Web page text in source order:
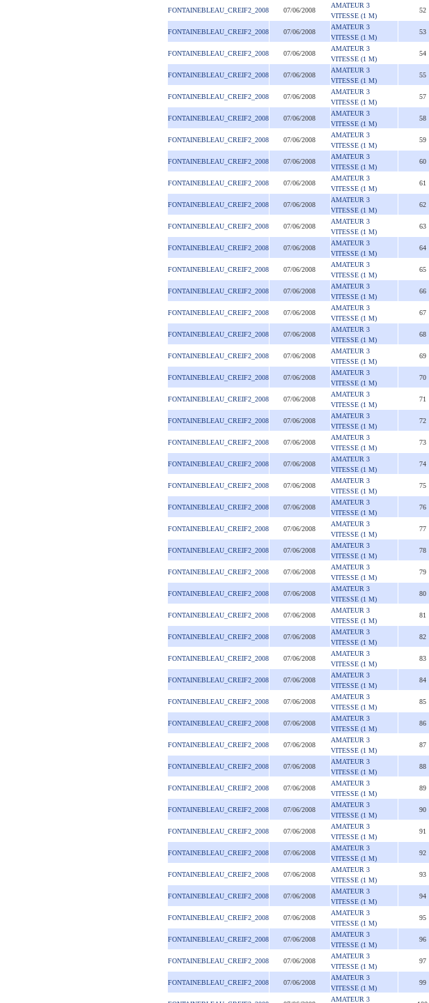
FONTAINEBLEAU_CREIF2_2008 07/06/2008
AMATEUR 3
VITESSE (1 M)
52
FONTAINEBLEAU_CREIF2_2008 07/06/2008
AMATEUR 3
VITESSE (1 M)
53
FONTAINEBLEAU_CREIF2_2008 07/06/2008
AMATEUR 3
VITESSE (1 M)
54
FONTAINEBLEAU_CREIF2_2008 07/06/2008
AMATEUR 3
VITESSE (1 M)
55
FONTAINEBLEAU_CREIF2_2008 07/06/2008
AMATEUR 3
VITESSE (1 M)
57
FONTAINEBLEAU_CREIF2_2008 07/06/2008
AMATEUR 3
VITESSE (1 M)
58
FONTAINEBLEAU_CREIF2_2008 07/06/2008
AMATEUR 3
VITESSE (1 M)
59
FONTAINEBLEAU_CREIF2_2008 07/06/2008
AMATEUR 3
VITESSE (1 M)
60
FONTAINEBLEAU_CREIF2_2008 07/06/2008
AMATEUR 3
VITESSE (1 M)
61
FONTAINEBLEAU_CREIF2_2008 07/06/2008
AMATEUR 3
VITESSE (1 M)
62
FONTAINEBLEAU_CREIF2_2008 07/06/2008
AMATEUR 3
VITESSE (1 M)
63
FONTAINEBLEAU_CREIF2_2008 07/06/2008
AMATEUR 3
VITESSE (1 M)
64
FONTAINEBLEAU_CREIF2_2008 07/06/2008
AMATEUR 3
VITESSE (1 M)
65
FONTAINEBLEAU_CREIF2_2008 07/06/2008
AMATEUR 3
VITESSE (1 M)
66
FONTAINEBLEAU_CREIF2_2008 07/06/2008
AMATEUR 3
VITESSE (1 M)
67
FONTAINEBLEAU_CREIF2_2008 07/06/2008
AMATEUR 3
VITESSE (1 M)
68
FONTAINEBLEAU_CREIF2_2008 07/06/2008
AMATEUR 3
VITESSE (1 M)
69
FONTAINEBLEAU_CREIF2_2008 07/06/2008
AMATEUR 3
VITESSE (1 M)
70
FONTAINEBLEAU_CREIF2_2008 07/06/2008
AMATEUR 3
VITESSE (1 M)
71
FONTAINEBLEAU_CREIF2_2008 07/06/2008
AMATEUR 3
VITESSE (1 M)
72
FONTAINEBLEAU_CREIF2_2008 07/06/2008
AMATEUR 3
VITESSE (1 M)
73
FONTAINEBLEAU_CREIF2_2008 07/06/2008
AMATEUR 3
VITESSE (1 M)
74
FONTAINEBLEAU_CREIF2_2008 07/06/2008
AMATEUR 3
VITESSE (1 M)
75
FONTAINEBLEAU_CREIF2_2008 07/06/2008
AMATEUR 3
VITESSE (1 M)
76
FONTAINEBLEAU_CREIF2_2008 07/06/2008
AMATEUR 3
VITESSE (1 M)
77
FONTAINEBLEAU_CREIF2_2008 07/06/2008
AMATEUR 3
VITESSE (1 M)
78
FONTAINEBLEAU_CREIF2_2008 07/06/2008
AMATEUR 3
VITESSE (1 M)
79
FONTAINEBLEAU_CREIF2_2008 07/06/2008
AMATEUR 3
VITESSE (1 M)
80
FONTAINEBLEAU_CREIF2_2008 07/06/2008
AMATEUR 3
VITESSE (1 M)
81
FONTAINEBLEAU_CREIF2_2008 07/06/2008
AMATEUR 3
VITESSE (1 M)
82
FONTAINEBLEAU_CREIF2_2008 07/06/2008
AMATEUR 3
VITESSE (1 M)
83
FONTAINEBLEAU_CREIF2_2008 07/06/2008
AMATEUR 3
VITESSE (1 M)
84
FONTAINEBLEAU_CREIF2_2008 07/06/2008
AMATEUR 3
VITESSE (1 M)
85
FONTAINEBLEAU_CREIF2_2008 07/06/2008
AMATEUR 3
VITESSE (1 M)
86
FONTAINEBLEAU_CREIF2_2008 07/06/2008
AMATEUR 3
VITESSE (1 M)
87
FONTAINEBLEAU_CREIF2_2008 07/06/2008
AMATEUR 3
VITESSE (1 M)
88
FONTAINEBLEAU_CREIF2_2008 07/06/2008
AMATEUR 3
VITESSE (1 M)
89
FONTAINEBLEAU_CREIF2_2008 07/06/2008
AMATEUR 3
VITESSE (1 M)
90
FONTAINEBLEAU_CREIF2_2008 07/06/2008
AMATEUR 3
VITESSE (1 M)
91
FONTAINEBLEAU_CREIF2_2008 07/06/2008
AMATEUR 3
VITESSE (1 M)
92
FONTAINEBLEAU_CREIF2_2008 07/06/2008
AMATEUR 3
VITESSE (1 M)
93
FONTAINEBLEAU_CREIF2_2008 07/06/2008
AMATEUR 3
VITESSE (1 M)
94
FONTAINEBLEAU_CREIF2_2008 07/06/2008
AMATEUR 3
VITESSE (1 M)
95
FONTAINEBLEAU_CREIF2_2008 07/06/2008
AMATEUR 3
VITESSE (1 M)
96
FONTAINEBLEAU_CREIF2_2008 07/06/2008
AMATEUR 3
VITESSE (1 M)
97
FONTAINEBLEAU_CREIF2_2008 07/06/2008
AMATEUR 3
VITESSE (1 M)
99
AMATEUR 3